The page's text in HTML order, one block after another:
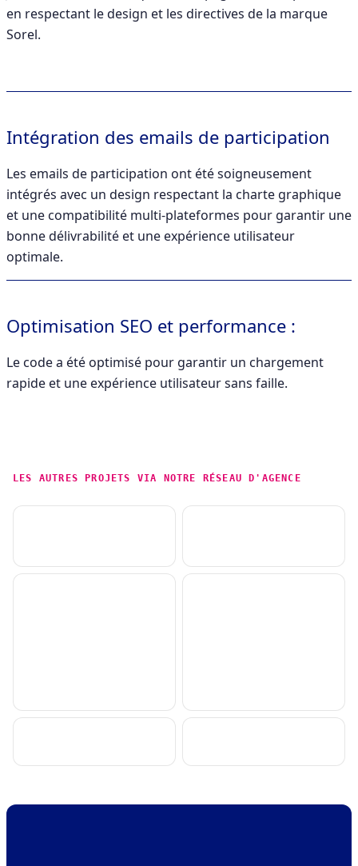
en respectant le design et les directives de la marque
Sorel.
Intégration des emails de participation
Les emails de participation ont été soigneusement
intégrés avec un design respectant la charte graphique
et une compatibilité multi-plateformes pour garantir une
bonne délivrabilité et une expérience utilisateur
optimale.
Optimisation SEO et performance :
Le code a été optimisé pour garantir un chargement
rapide et une expérience utilisateur sans faille.
LES AUTRES PROJETS VIA NOTRE RÉSEAU D'AGENCE